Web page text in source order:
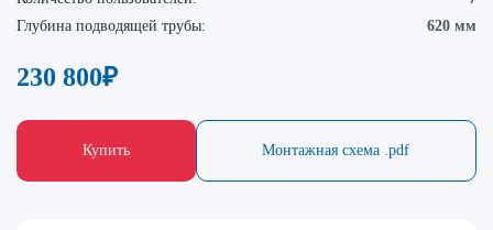
Глубина подводящей трубы:
620 мм
230 800₽
Купить Монтажная схема .pdf